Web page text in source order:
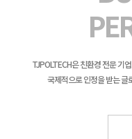
TJPOLTECH은 친환경 전문 기
국제적으로 인정을 받는 글